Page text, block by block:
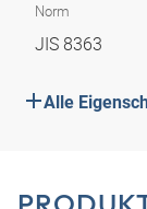
Norm
JIS 8363
Alle